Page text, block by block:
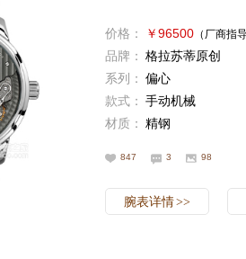
价格： ￥96500（厂商指
品牌： 格拉苏蒂原创
系列： 偏心
款式： 手动机械
材质： 精钢
847 3 98
腕表详情>>